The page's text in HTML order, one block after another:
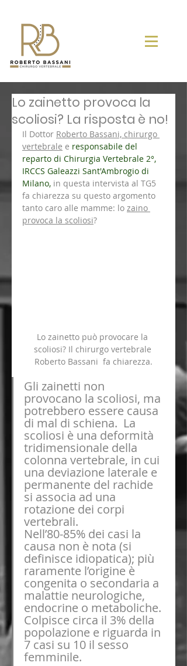
Lo zainetto provoca la
scoliosi? La risposta è no!
Il Dottor Roberto Bassani, chirurgo
vertebrale e responsabile del
reparto di Chirurgia Vertebrale 2°,
IRCCS Galeazzi Sant'Ambrogio di
Milano, in questa intervista al TG5
fa chiarezza su questo argomento
tanto caro alle mamme: lo zaino
provoca la scoliosi?
Lo zainetto può provocare la
scoliosi? Il chirurgo vertebrale
Roberto Bassani  fa chiarezza.
Gli zainetti non
provocano la scoliosi, ma
potrebbero essere causa
di mal di schiena.  La
scoliosi è una deformità
tridimensionale della
colonna vertebrale, in cui
una deviazione laterale e
permanente del rachide
si associa ad una
rotazione dei corpi
vertebrali.
Nell’80-85% dei casi la
causa non è nota (si
definisce idiopatica); più
raramente l’origine è
congenita o secondaria a
malattie neurologiche,
endocrine o metaboliche.
Colpisce circa il 3% della
popolazione e riguarda in
7 casi su 10 il sesso
femminile.